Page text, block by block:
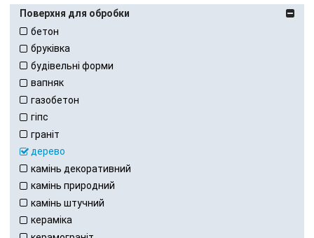
Поверхня для обробки
бетон
бруківка
будівельні форми
вапняк
газобетон
гіпс
граніт
дерево
камінь декоративний
камінь природний
камінь штучний
кераміка